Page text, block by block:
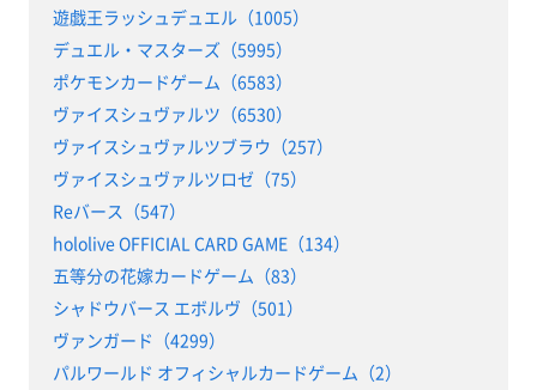
遊戯王ラッシュデュエル（1005）
デュエル・マスターズ（5995）
ポケモンカードゲーム（6583）
ヴァイスシュヴァルツ（6530）
ヴァイスシュヴァルツブラウ（257）
ヴァイスシュヴァルツロゼ（75）
Reバース（547）
hololive OFFICIAL CARD GAME（134）
五等分の花嫁カードゲーム（83）
シャドウバース エボルヴ（501）
ヴァンガード（4299）
パルワールド オフィシャルカードゲーム（2）